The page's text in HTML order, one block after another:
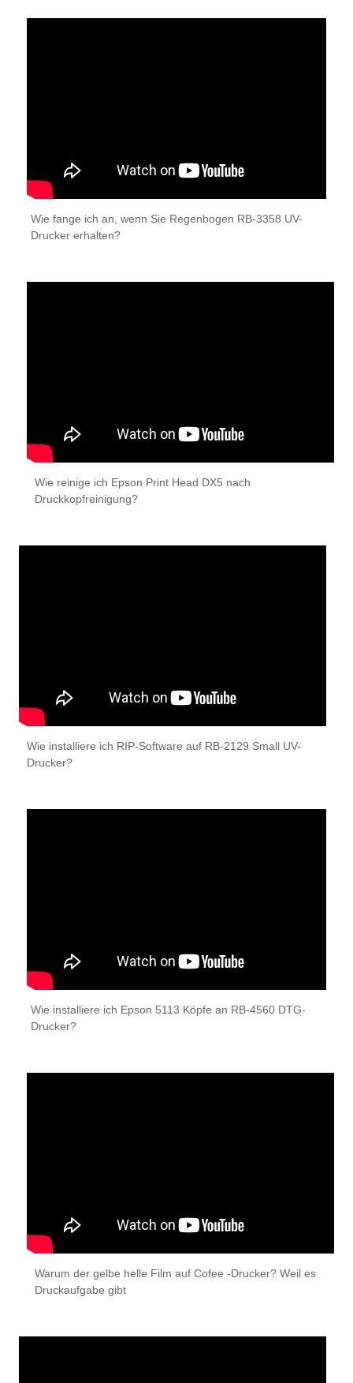
Wie fange ich an, wenn Sie Regenbogen RB-3358 UV-
Drucker erhalten?
Wie reinige ich Epson Print Head DX5 nach
Druckkopfreinigung?
Wie installiere ich RIP-Software auf RB-2129 Small UV-
Drucker?
Wie installiere ich Epson 5113 Köpfe an RB-4560 DTG-
Drucker?
Warum der gelbe helle Film auf Cofee -Drucker? Weil es
Druckaufgabe gibt